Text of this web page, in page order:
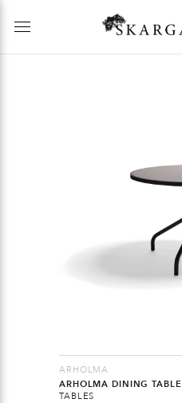
ARHOLMA
ARHOLMA DINING TABLE
TABLES